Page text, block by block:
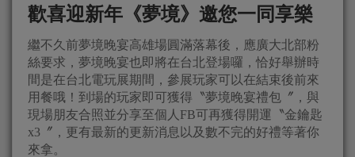
歡喜迎新年《夢境》邀您一同享樂
繼不久前夢境晚宴高雄場圓滿落幕後，應廣大北部粉
絲要求，夢境晚宴也即將在台北登場囉，恰好舉辦時
間是在台北電玩展期間，參展玩家可以在結束後前來
用餐哦！到場的玩家即可獲得〝夢境晚宴禮包〞，與
現場朋友合照並分享至個人FB可再獲得開運〝金鑰匙
x3〞，更有最新的更新消息以及數不完的好禮等著你
來拿。